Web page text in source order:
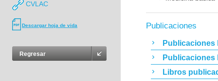
CVLAC
Descargar hoja de vida
Regresar
Publicaciones
Publicaciones
Publicaciones
Libros